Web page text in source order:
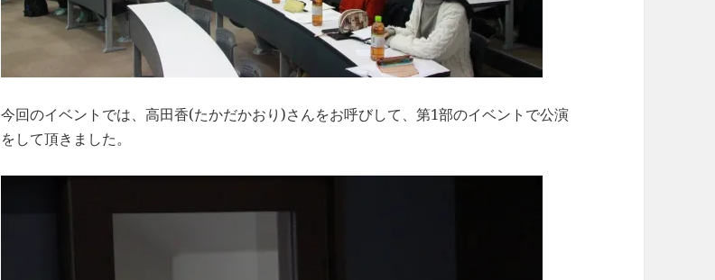
今回のイベントでは、高田香(たかだかおり)さんをお呼びして、第1部のイベントで公演
をして頂きました。